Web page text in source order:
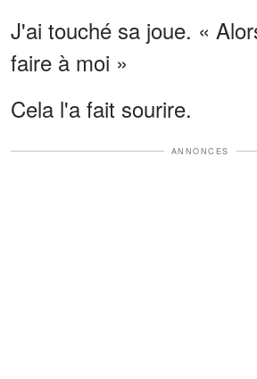
J'ai touché sa joue. «
faire à moi »
Cela l'a fait sourire.
ANNONCES